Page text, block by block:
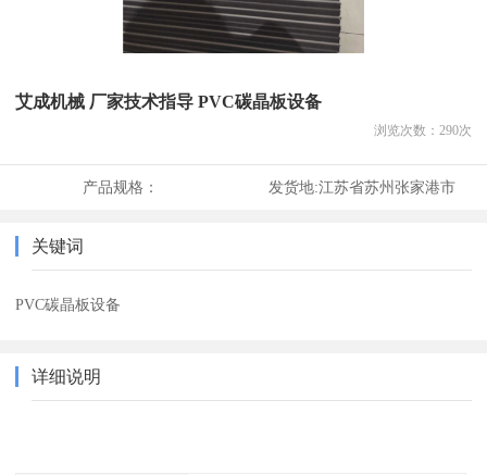
艾成机械 厂家技术指导 PVC碳晶板设备
浏览次数： 290次
产品规格： 发货地:江苏省苏州张家港市
关键词
PVC碳晶板设备
详细说明